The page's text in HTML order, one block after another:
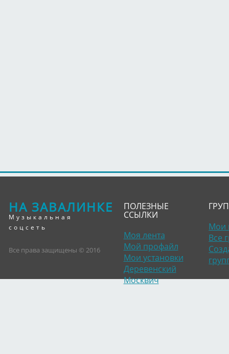
НА ЗАВАЛИНКЕ
Музыкальная
соцсеть
Все права защищены © 2016
ПОЛЕЗНЫЕ
ССЫЛКИ
Моя лента
Мой профайл
Мои установки
Деревенский
Москвич
Мои
Все